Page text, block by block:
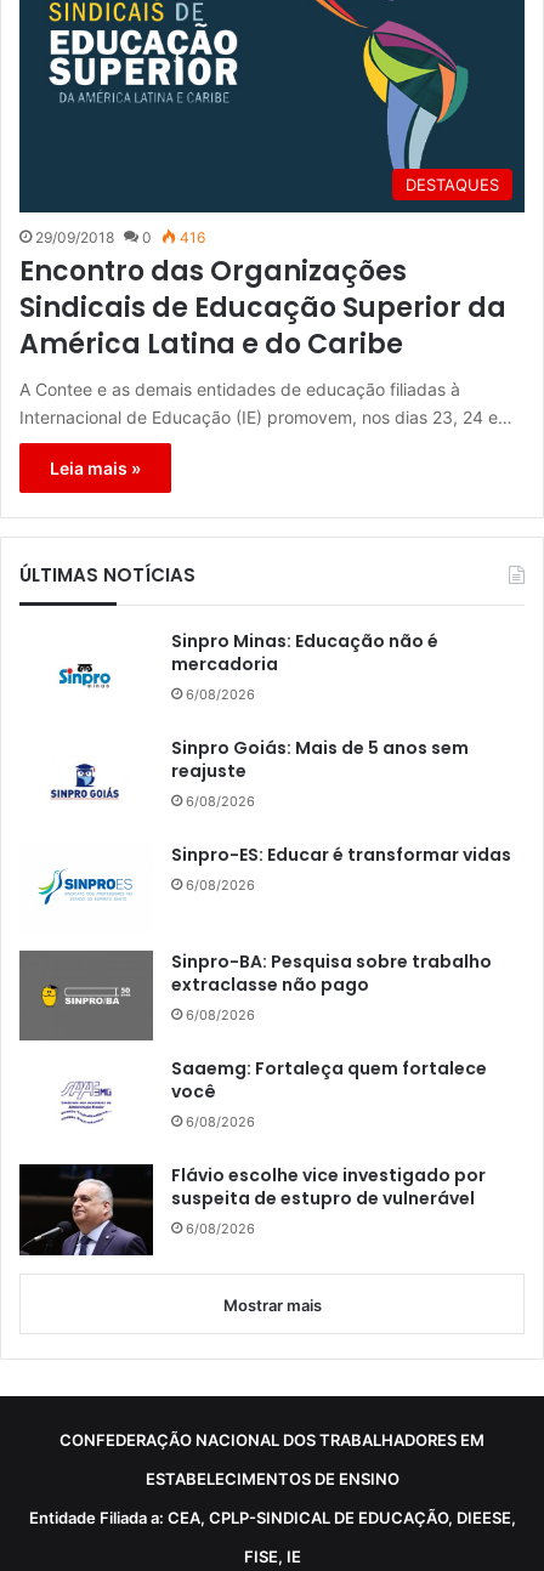
DESTAQUES
29/09/2018 0 416
Encontro das Organizações
Sindicais de Educação Superior da
América Latina e do Caribe
A Contee e as demais entidades de educação filiadas à
Internacional de Educação (IE) promovem, nos dias 23, 24 e…
Leia mais »
ÚLTIMAS NOTÍCIAS
Sinpro Minas: Educação não é
mercadoria
6/08/2026
Sinpro Goiás: Mais de 5 anos sem
reajuste
6/08/2026
Sinpro-ES: Educar é transformar vidas
6/08/2026
Sinpro-BA: Pesquisa sobre trabalho
extraclasse não pago
6/08/2026
Saaemg: Fortaleça quem fortalece
você
6/08/2026
Flávio escolhe vice investigado por
suspeita de estupro de vulnerável
6/08/2026
Mostrar mais
CONFEDERAÇÃO NACIONAL DOS TRABALHADORES EM
ESTABELECIMENTOS DE ENSINO
Entidade Filiada a: CEA, CPLP-SINDICAL DE EDUCAÇÃO, DIEESE,
FISE, IE